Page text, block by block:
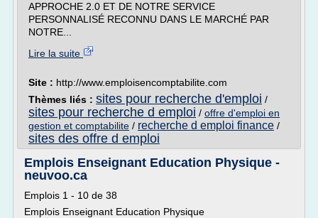
APPROCHE 2.0 ET DE NOTRE SERVICE
PERSONNALISÉ RECONNU DANS LE MARCHÉ PAR
NOTRE...
Lire la suite
Site : http://www.emploisencomptabilite.com
Thèmes liés : sites pour recherche d'emploi /
sites pour recherche d emploi / offre d'emploi en
gestion et comptabilite / recherche d emploi finance /
sites des offre d emploi
Emplois Enseignant Education Physique -
neuvoo.ca
Emplois 1 - 10 de 38
Emplois Enseignant Education Physique